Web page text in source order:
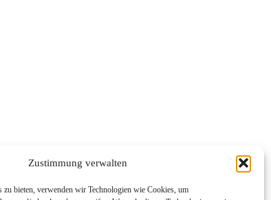
Zustimmung verwalten
bieten, verwenden wir Technologien wie Cookies, um